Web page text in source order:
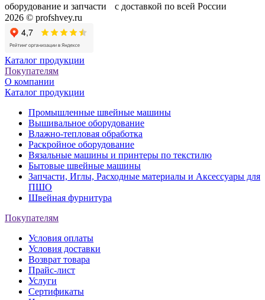
оборудование и запчасти с доставкой по всей России
2026 © profshvey.ru
Каталог продукции
Покупателям
О компании
Каталог продукции
Промышленные швейные машины
Вышивальное оборудование
Влажно-тепловая обработка
Раскройное оборудование
Вязальные машины и принтеры по текстилю
Бытовые швейные машины
Запчасти, Иглы, Расходные материалы и Аксессуары для
ПШО
Швейная фурнитура
Покупателям
Условия оплаты
Условия доставки
Возврат товара
Прайс-лист
Услуги
Сертификаты